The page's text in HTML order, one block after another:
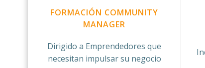
FORMACIÓN COMMUNITY
MANAGER
Dirigido a Emprendedores que
necesitan impulsar su negocio